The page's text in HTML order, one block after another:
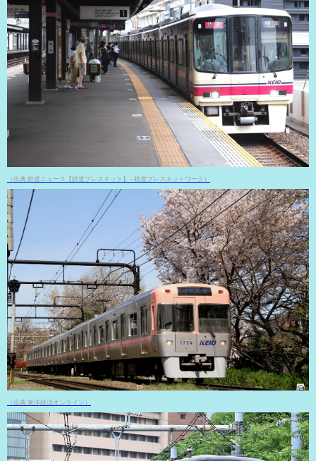
（出典 鉄道ニュース【鉄道プレスネット】 - 鉄道プレスネットワーク）
（出典 東洋経済オンライン）